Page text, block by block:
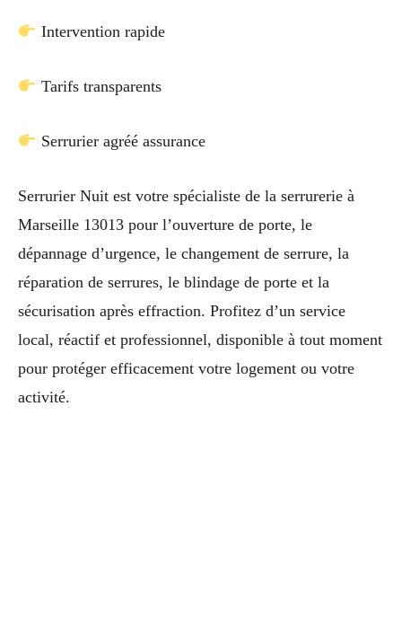
Intervention rapide
Tarifs transparents
Serrurier agréé assurance
Serrurier Nuit est votre spécialiste de la serrurerie à
Marseille 13013 pour l’ouverture de porte, le
dépannage d’urgence, le changement de serrure, la
réparation de serrures, le blindage de porte et la
sécurisation après effraction. Profitez d’un service
local, réactif et professionnel, disponible à tout moment
pour protéger efficacement votre logement ou votre
activité.